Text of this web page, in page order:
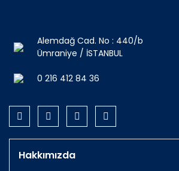
Alemdağ Cad. No : 440/b
Ümraniye / İSTANBUL
0 216 412 84 36
Hakkımızda